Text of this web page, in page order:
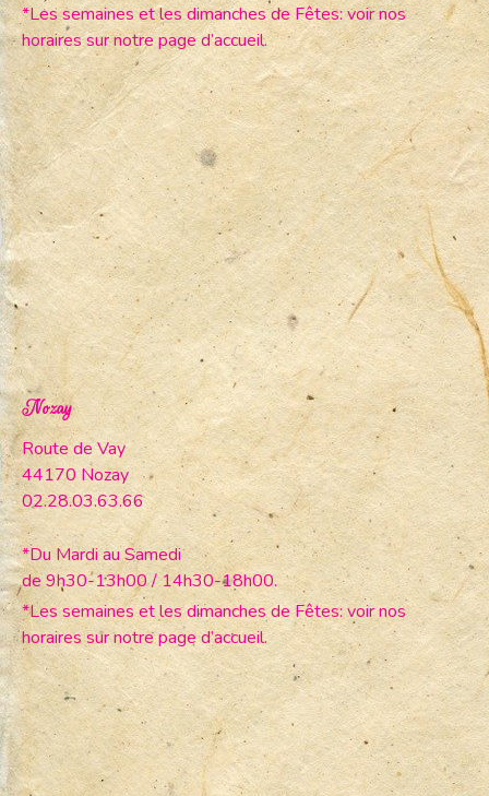
*Les semaines et les dimanches de Fêtes: voir nos
horaires sur notre page d’accueil.
Nozay
Route de Vay
44170 Nozay
02.28.03.63.66
*Du Mardi au Samedi
de 9h30-13h00 / 14h30-18h00.
*Les semaines et les dimanches de Fêtes: voir nos
horaires sur notre page d’accueil.